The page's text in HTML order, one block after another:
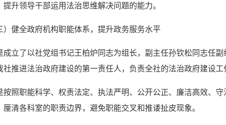
提升领导干部运用法治思维解决问题的能力。
）健全政府机构职能体系，提升政务服务水平
成立了以社党组书记王柏炉同志为组长，副主任孙钦松同志任
社推进法治政府建设的第一责任人，负责全社的法治政府建设工
按照职能科学、权责法定、执法严明、公开公正、廉洁高效、
厘清各科室的职责边界，避免职能交叉和推诿扯皮现象。